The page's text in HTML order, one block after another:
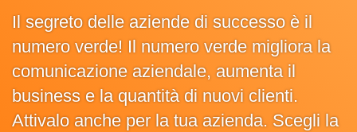
Il segreto delle aziende di successo è il
numero verde! Il numero verde migliora la
comunicazione aziendale, aumenta il
business e la quantità di nuovi clienti.
Attivalo anche per la tua azienda. Scegli la